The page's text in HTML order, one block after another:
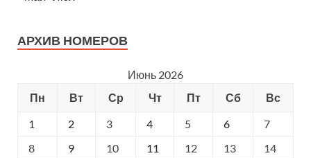
АРХИВ НОМЕРОВ
Июнь 2026
Пн
Вт Ср Чт Пт Сб
Вс
1
2 3 4 5 6
7
8
9 10 11 12 13
14